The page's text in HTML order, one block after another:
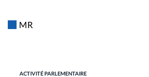
MR
ACTIVITÉ PARLEMENTAIRE